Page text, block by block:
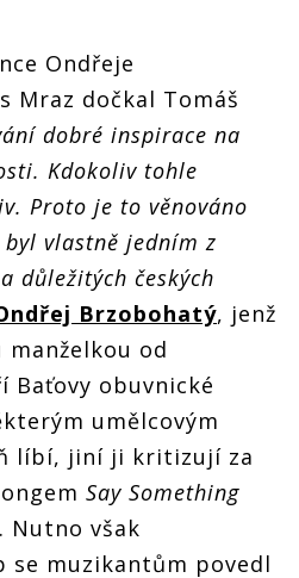
Ondřeje
Mraz dočkal Tomáš
dobré inspirace na
Kdokoliv tohle
Proto je to věnováno
vlastně jedním z
důležitých českých
Brzobohatý, jenž
manželkou od
obuvnické
umělcovým
líbí, jiní ji kritizují za
Say Something
Nutno však
muzikantům povedl